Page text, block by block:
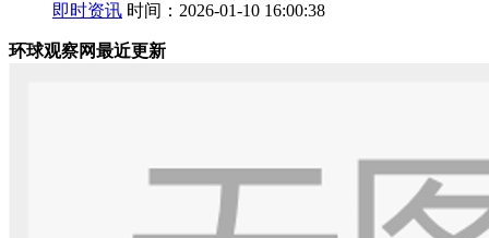
即时资讯 时间：2026-01-10 16:00:38
环球观察网最近更新